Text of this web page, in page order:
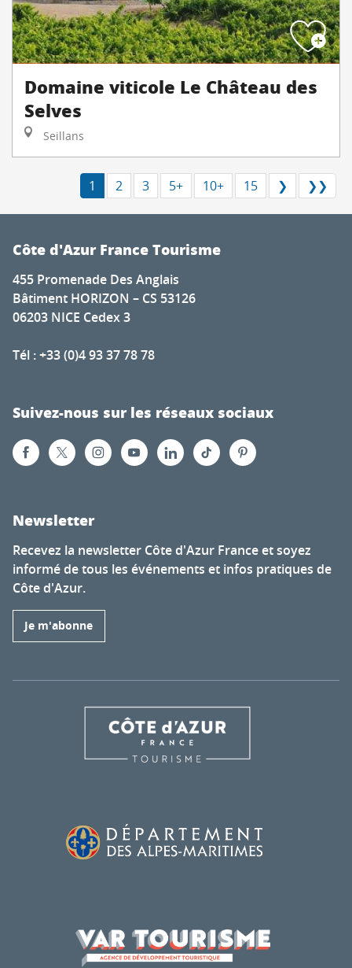
Domaine viticole Le Château des
Selves
Seillans
1 2 3 5+ 10+ 15 ❯ ❯❯
Côte d'Azur France Tourisme
455 Promenade Des Anglais
Bâtiment HORIZON – CS 53126
06203 NICE Cedex 3
Tél : +33 (0)4 93 37 78 78
Suivez-nous sur les réseaux sociaux
Newsletter
Recevez la newsletter Côte d'Azur France et soyez
informé de tous les événements et infos pratiques de
Côte d'Azur.
Je m'abonne